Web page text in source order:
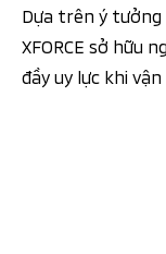
Dựa trên ý tưởng
XFORCE sở hữu
đầy uy lực khi